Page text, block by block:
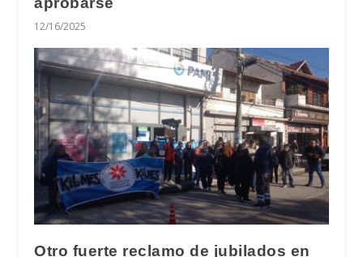
12/16/2025
Otro fuerte reclamo de jubilados en